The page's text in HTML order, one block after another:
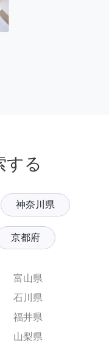
する
神奈川県
京都府
富山県
石川県
福井県
山梨県